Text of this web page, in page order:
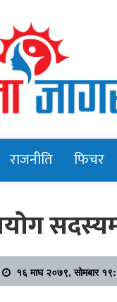
राजनीति फिचर
१६ माघ २०७९, सोमबार